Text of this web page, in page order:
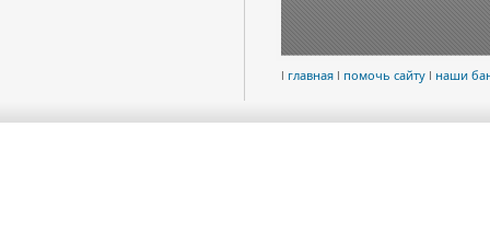
l главная l помочь сайту l наши